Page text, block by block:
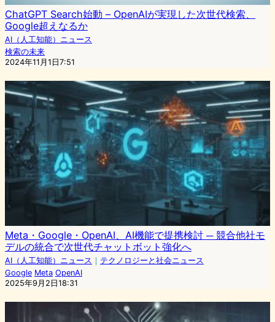
ChatGPT Search始動 – OpenAIが実現した次世代検索、
Google超えなるか
AI（人工知能）ニュース
検索の未来
2024年11月1日7:51
Meta・Google・OpenAI、AI機能で提携検討 ─ 競合他社モ
デルの統合で次世代チャットボット強化へ
AI（人工知能）ニュース ｜ テクノロジーと社会ニュース
Google Meta OpenAI
2025年9月2日18:31